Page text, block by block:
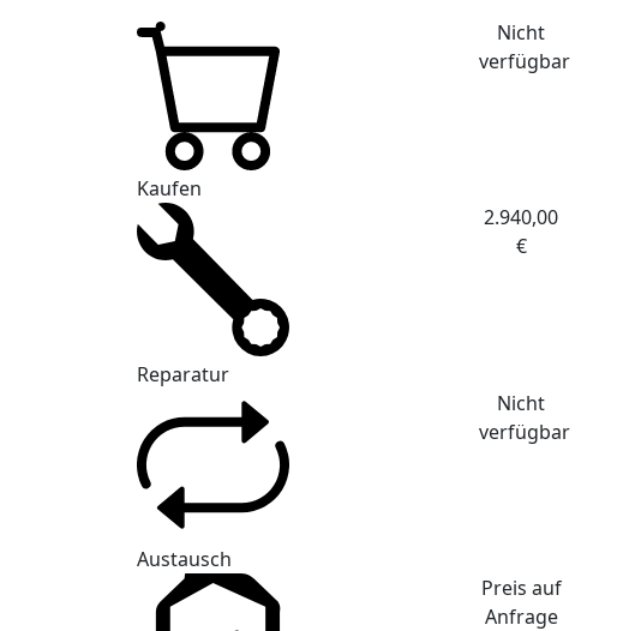
Kaufen
Nicht
verfügbar
Reparatur
2.940,00
€
Austausch
Nicht
verfügbar
Preis auf
Anfrage